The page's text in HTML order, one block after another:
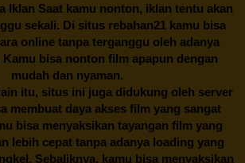
Iklan Saat kamu nonton, iklan tentu akan
sekali. Di situs rebahan21 kamu bisa
online tanpa terganggu oleh adanya
bisa nonton film apapun dengan
mudah dan nyaman.
itu, situs ini juga didukung oleh server
membuat daya akses film yang sangat
bisa menyaksikan tayangan film yang
lebih cepat tanpa adanya loading yang
Sebaliknya, kamu bisa menyaksikan